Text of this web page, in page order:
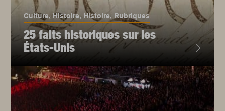
Culture,Histoire, Histoire, Rubriques
25 faits historiques sur les
États-Unis